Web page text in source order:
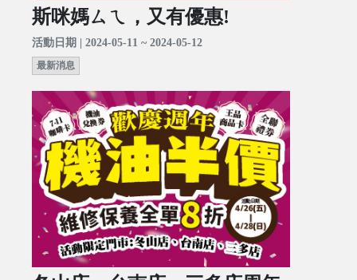
斯咪媽ㄙㄟ，又有優惠!
活動日期 | 2024-05-11 ~ 2024-05-12
最新消息